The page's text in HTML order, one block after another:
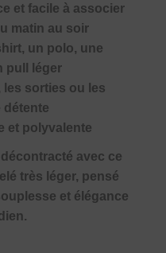
et facile à associer
matin au soir
un polo, une
pull léger
les sorties ou les
détente
et polyvalente
avec ce
très léger, pensé
et élégance